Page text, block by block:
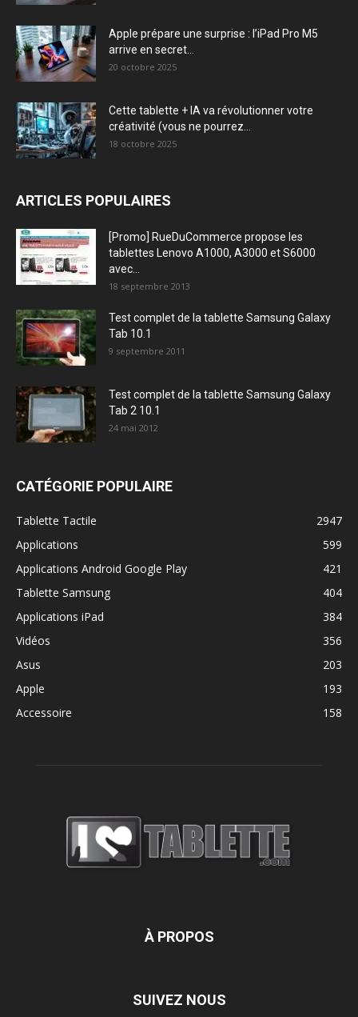
Apple prépare une surprise : l’iPad Pro M5
arrive en secret...
20 octobre 2025
Cette tablette + IA va révolutionner votre
créativité (vous ne pourrez...
18 octobre 2025
ARTICLES POPULAIRES
[Promo] RueDuCommerce propose les
tablettes Lenovo A1000, A3000 et S6000
avec...
18 septembre 2013
Test complet de la tablette Samsung Galaxy
Tab 10.1
9 septembre 2011
Test complet de la tablette Samsung Galaxy
Tab 2 10.1
24 mai 2012
CATÉGORIE POPULAIRE
Tablette Tactile
2947
Applications
599
Applications Android Google Play
421
Tablette Samsung
404
Applications iPad
384
Vidéos
356
Asus
203
Apple
193
Accessoire
158
À PROPOS
SUIVEZ NOUS